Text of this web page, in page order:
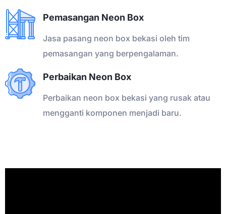
Pemasangan Neon Box
Jasa pasang neon box bekasi oleh tim
pemasangan yang berpengalaman.
Perbaikan Neon Box
Perbaikan neon box bekasi yang rusak atau
mengganti komponen menjadi baru.